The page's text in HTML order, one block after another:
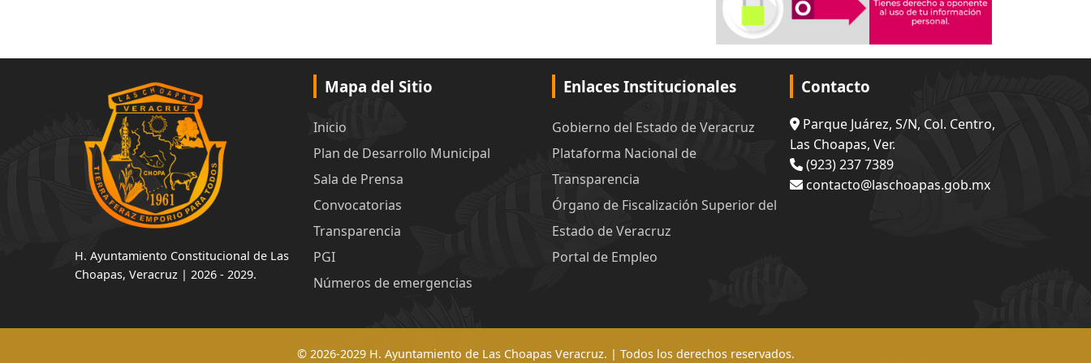
H. Ayuntamiento Constitucional de Las
Choapas, Veracruz | 2026 - 2029.
Mapa del Sitio
Inicio
Plan de Desarrollo Municipal
Sala de Prensa
Convocatorias
Transparencia
PGI
Números de emergencias
Enlaces Institucionales
Gobierno del Estado de Veracruz
Plataforma Nacional de
Transparencia
Órgano de Fiscalización Superior del
Estado de Veracruz
Portal de Empleo
Contacto
Parque Juárez, S/N, Col. Centro,
Las Choapas, Ver.
(923) 237 7389
contacto@laschoapas.gob.mx
© 2026-2029 H. Ayuntamiento de Las Choapas Veracruz. | Todos los derechos reservados.